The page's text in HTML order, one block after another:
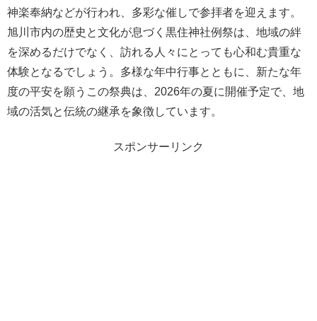
神楽奉納などが行われ、多彩な催しで参拝者を迎えます。
旭川市内の歴史と文化が息づく黒住神社例祭は、地域の絆
を深めるだけでなく、訪れる人々にとっても心和む貴重な
体験となるでしょう。多様な年中行事とともに、新たな年
度の平安を願うこの祭典は、2026年の夏に開催予定で、地
域の活気と伝統の継承を象徴しています。
スポンサーリンク